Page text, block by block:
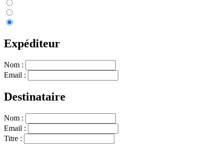
Expéditeur
Nom :
Email :
Destinataire
Nom :
Email :
Titre :